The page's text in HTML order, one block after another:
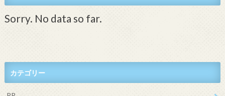
Sorry. No data so far.
カテゴリー